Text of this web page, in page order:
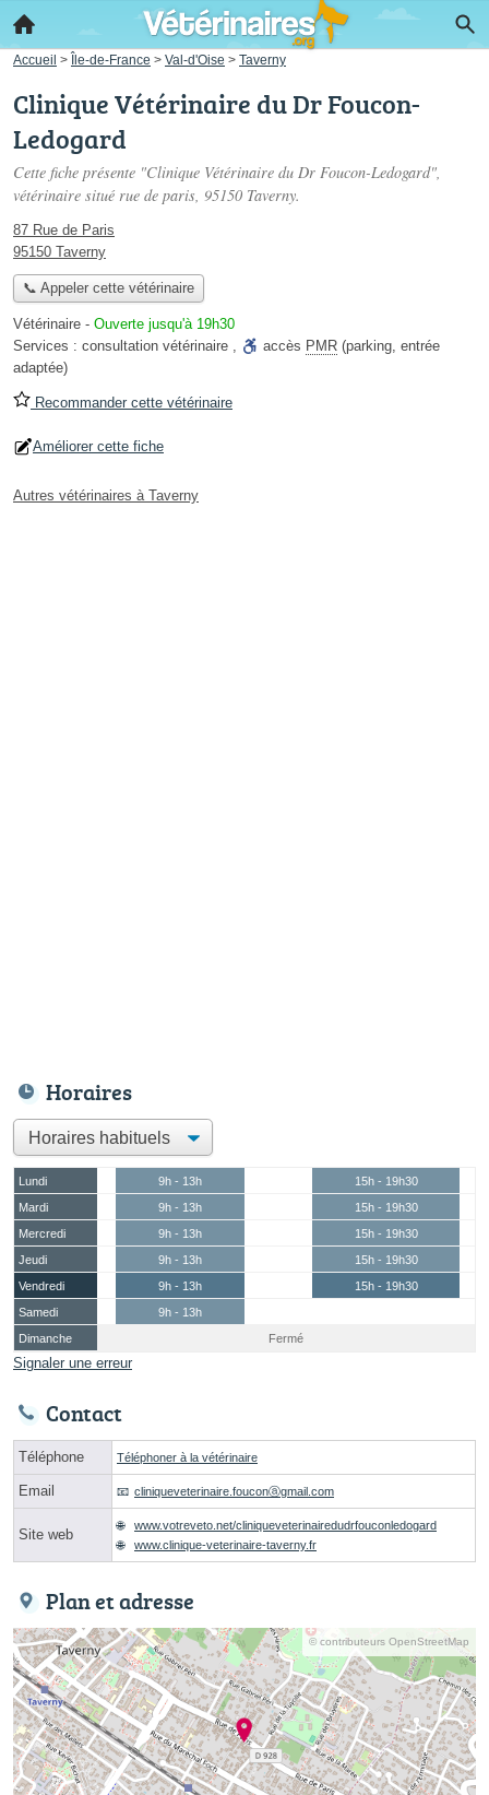
Accueil > Île-de-France > Val-d'Oise > Taverny
Clinique Vétérinaire du Dr Foucon-
Ledogard
Cette fiche présente "Clinique Vétérinaire du Dr Foucon-Ledogard",
vétérinaire situé rue de paris, 95150 Taverny.
87 Rue de Paris
95150 Taverny
📞 Appeler cette vétérinaire
Vétérinaire - Ouverte jusqu'à 19h30
Services : consultation vétérinaire , accès PMR (parking, entrée
adaptée)
Recommander cette vétérinaire
Améliorer cette fiche
Autres vétérinaires à Taverny
Horaires
Lundi 9h - 13h
15h - 19h30
Mardi
9h - 13h
15h - 19h30
Mercredi
9h - 13h
15h - 19h30
Jeudi
9h - 13h
15h - 19h30
Vendredi
9h - 13h
15h - 19h30
Samedi
9h - 13h
Dimanche
Fermé
Signaler une erreur
Contact
Téléphone Téléphoner à la vétérinaire
Email cliniqueveterinaire.fouconⓐgmail.com
Site web
www.votreveto.net/cliniqueveterinairedudrfouconledogard
www.clinique-veterinaire-taverny.fr
Plan et adresse
© contributeurs OpenStreetMap